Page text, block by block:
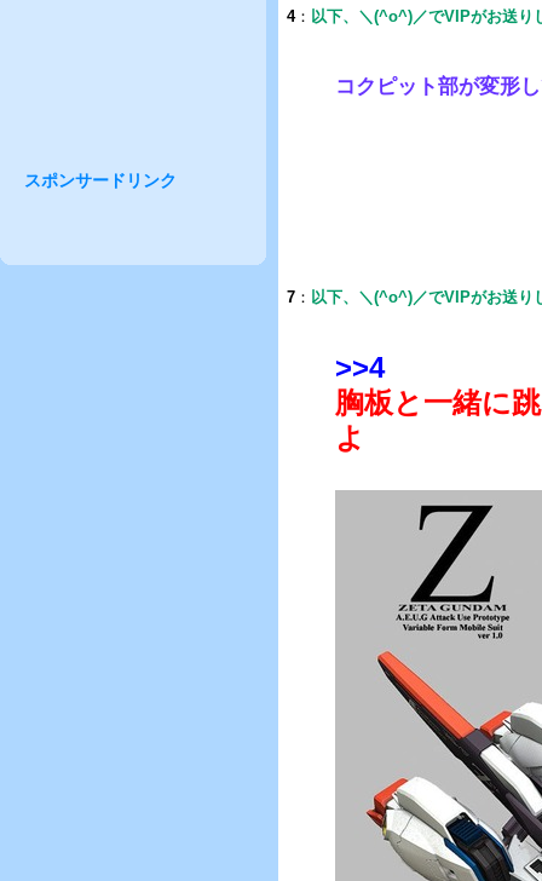
4： 以下、＼(^o^)／でVIPがお送り
コクピット部が変形
7 ： 以下、＼(^o^)／でVIPがお送り
>>4
胸板と一緒に
よ
スポンサードリンク